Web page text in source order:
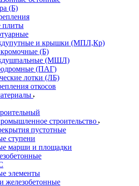
(Б)
плиты
и крышки (МПЛ,Кр)
(Б)
(МШЛ)
(ПАГ)
лотки (ЛБ)
откосов
строительство
пустотные
ступени
марши и площадки
элементы
железобетонные